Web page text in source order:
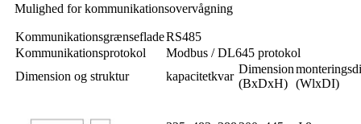
Mulighed for kommunikationsovervågning
KommunikationsgrænsefladeRS485
Kommunikationsprotokol
Modbus / DL645 protokol
Dimension og struktur
kapacitetkvar
Dimension
(BxDxH) (WlxDI)